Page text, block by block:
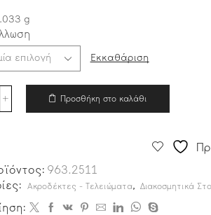
g
Εκκαθάριση
Προσθήκη στο καλάθι
963.2511
Ακροδέκτες - Τελειώματα, Διακοσμητικά